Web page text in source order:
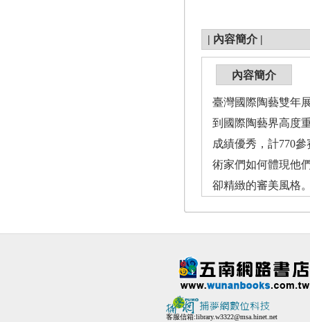
| 內容簡介 |
內容簡介
臺灣國際陶藝雙年
到國際陶藝界高度
成績優秀，計770
術家們如何體現他
卻精緻的審美風格
客服信箱:library.w3322@msa.hinet.net